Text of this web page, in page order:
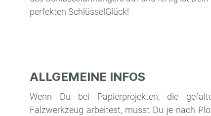
perfekten SchlüsselGlück!
ALLGEMEINE INFOS
Wenn Du bei Papierprojekten, die
Falzwerkzeug arbeitest, musst Du je nach